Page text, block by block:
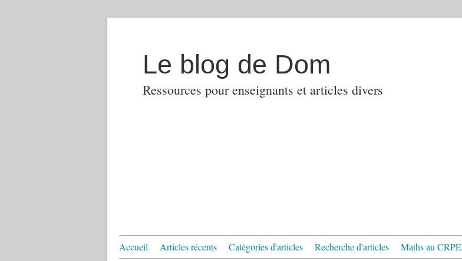
Le blog de Dom
Ressources pour enseignants et articles divers
Accueil Articles récents Catégories d'articles Recherche d'articles Maths au CRPE